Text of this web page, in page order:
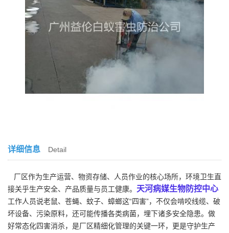
详细信息 Detail
厂区作为生产运营、物资存储、人员作业的核心场所，环境卫生直
接关乎生产安全、产品质量与员工健康。 天河病媒生物防控中心
工作人员说老鼠、苍蝇、蚊子、蟑螂这“四害”，不仅会啃咬线缆、破
坏设备、污染原料，还可能传播各类病菌，埋下诸多安全隐患。做
好常态化四害消杀，是厂区精细化管理的关键一环，更是守护生产